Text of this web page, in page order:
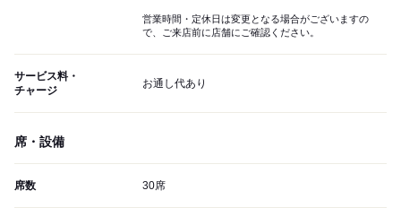
営業時間・定休日は変更となる場合がございますの
で、ご来店前に店舗にご確認ください。
サービス料・
チャージ
お通し代あり
席・設備
席数 30席